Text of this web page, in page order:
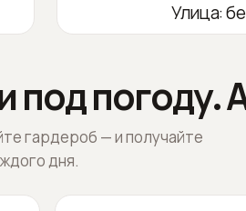
Улица:
погоду.
гардероб — и получайте
дня.